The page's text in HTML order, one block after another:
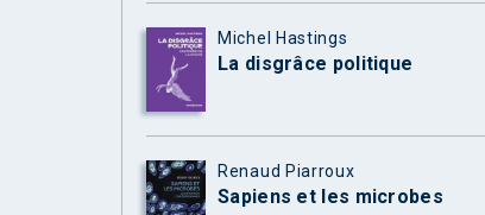
Michel Hastings
La disgrâce politique
Renaud Piarroux
Sapiens et les microbes